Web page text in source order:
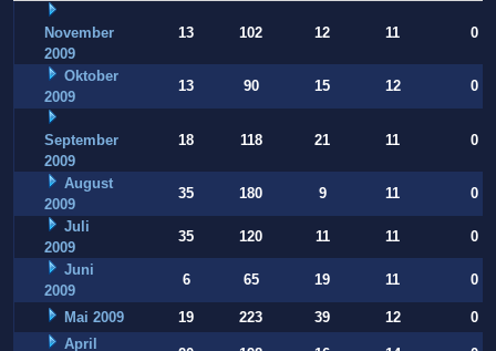
November
2009
13 102 12 11 0
Oktober
2009
13 90 15 12 0
September
2009
18 118 21 11 0
August
2009
35 180 9 11
0
Juli
2009
35 120 11 11
0
Juni
2009
6 65 19 11 0
Mai 2009 19 223 39 12
0
April